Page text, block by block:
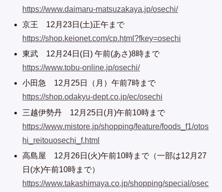
https://www.daimaru-matsuzakaya.jp/osechi/
京王 12月23日(土)正午まで
https://shop.keionet.com/cp.html?fkey=osechi
東武 12月24日(日) 午前(あさ)8時まで
https://www.tobu-online.jp/osechi/
小田急 12月25日（月）午前7時まで
https://shop.odakyu-dept.co.jp/ec/osechi
三越伊勢丹 12月25日(月)午前10時まで
https://www.mistore.jp/shopping/feature/foods_f1/otos
hi_reitouosechi_f.html
高島屋 12月26日(火)午前10時まで（一部は12月27
日(水)午前10時まで）
https://www.takashimaya.co.jp/shopping/special/osec